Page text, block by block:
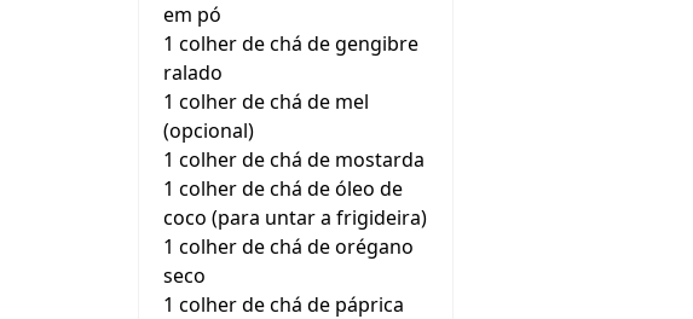
em pó
1 colher de chá de gengibre
ralado
1 colher de chá de mel
(opcional)
1 colher de chá de mostarda
1 colher de chá de óleo de
coco (para untar a frigideira)
1 colher de chá de orégano
seco
1 colher de chá de páprica